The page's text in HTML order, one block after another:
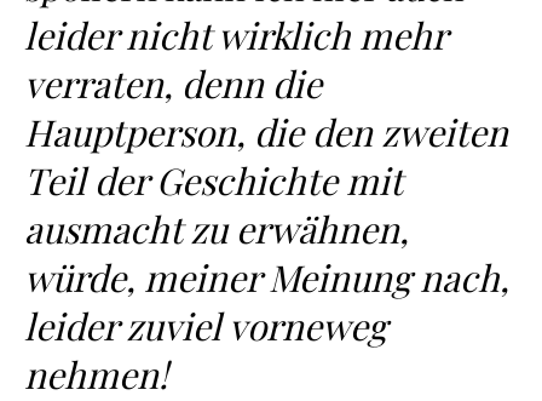
leider nicht wirklich mehr
verraten, denn die
Hauptperson, die den zweiten
Teil der Geschichte mit
ausmacht zu erwähnen,
würde, meiner Meinung nach,
leider zuviel vorneweg
nehmen!